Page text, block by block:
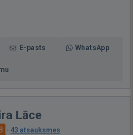
E-pasts WhatsApp
Lāce
· 43 atsauksmes